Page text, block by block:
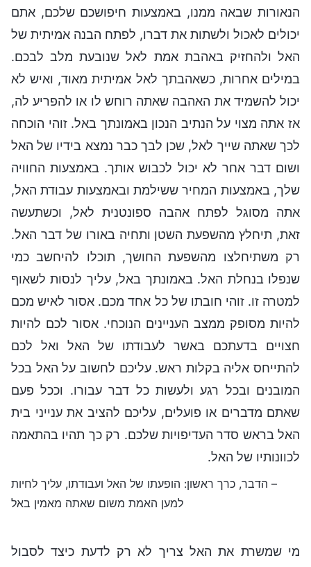
הנאורות שבאה ממנו, באמצעות חיפושכם שלכם, אתם
יכולים לאכול ולשתות את דברו, לפתח הבנה אמיתית של
האל ולהחזיק באהבת אמת לאל שנובעת מלב לבכם.
במילים אחרות, כשאהבתך לאל אמיתית מאוד, ואיש לא
יכול להשמיד את האהבה שאתה רוחש לו או להפריע לה,
אז אתה מצוי על הנתיב הנכון באמונתך באל. זוהי הוכחה
לכך שאתה שייך לאל, שכן לבך כבר נמצא בידיו של האל
ושום דבר אחר לא יכול לכבוש אותך. באמצעות החוויה
שלך, באמצעות המחיר ששילמת ובאמצעות עבודת האל,
אתה מסוגל לפתח אהבה ספונטנית לאל, וכשתעשה
זאת, תיחלץ מהשפעת השטן ותחיה באורו של דבר האל.
רק משתיחלצו מהשפעת החושך, תוכלו להיחשב כמי
שנפלו בנחלת האל. באמונתך באל, עליך לנסות לשאוף
למטרה זו. זוהי חובתו של כל אחד מכם. אסור לאיש מכם
להיות מסופק ממצב העניינים הנוכחי. אסור לכם להיות
חצויים בדעתכם באשר לעבודתו של האל ואל לכם
להתייחס אליה בקלות ראש. עליכם לחשוב על האל בכל
המובנים ובכל רגע ולעשות כל דבר עבורו. וככל פעם
שאתם מדברים או פועלים, עליכם להציב את ענייני בית
האל בראש סדר העדיפויות שלכם. רק כך תהיו בהתאמה
לכוונותיו של האל.
– הדבר, כרך ראשון: הופעתו של האל ועבודתו, עליך לחיות
למען האמת משום שאתה מאמין באל
מי שמשרת את האל צריך לא רק לדעת כיצד לסבול